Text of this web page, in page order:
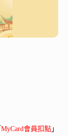
MyCard會員扣點 」